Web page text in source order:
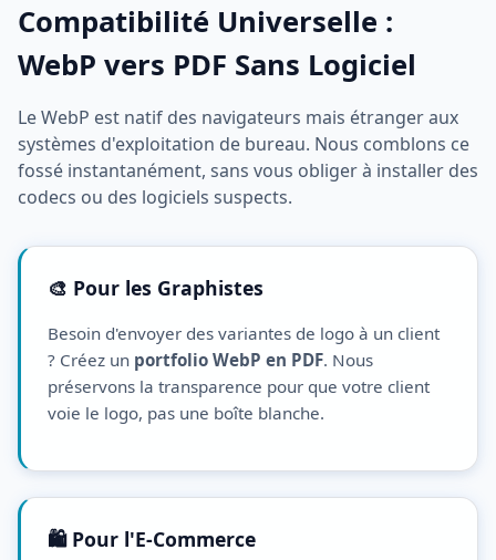
Compatibilité Universelle :
WebP vers PDF Sans Logiciel
Le WebP est natif des navigateurs mais étranger aux
systèmes d'exploitation de bureau. Nous comblons ce
fossé instantanément, sans vous obliger à installer des
codecs ou des logiciels suspects.
🎨 Pour les Graphistes
Besoin d'envoyer des variantes de logo à un client
? Créez un portfolio WebP en PDF. Nous
préservons la transparence pour que votre client
voie le logo, pas une boîte blanche.
🛍️ Pour l'E-Commerce